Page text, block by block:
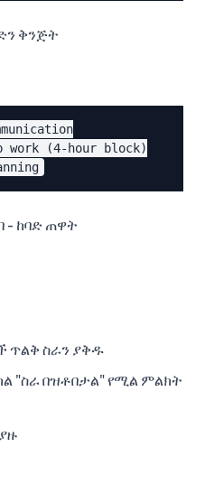
ቅንጅት
work (4-hour block)
- ከባድ ጠዋት
ጥልቅ ስራን ያቅዱ
"ስራ በዝቶበታል" የሚል ምልክት